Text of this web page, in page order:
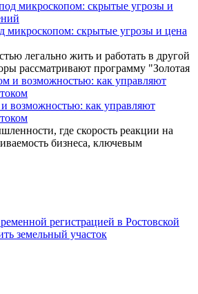
микроскопом: скрытые угрозы и цена
легально жить и работать в другой
рассматривают программу "Золотая
возможностью: как управляют
где скорость реакции на
бизнеса, ключевым
регистрацией в Ростовской
земельный участок